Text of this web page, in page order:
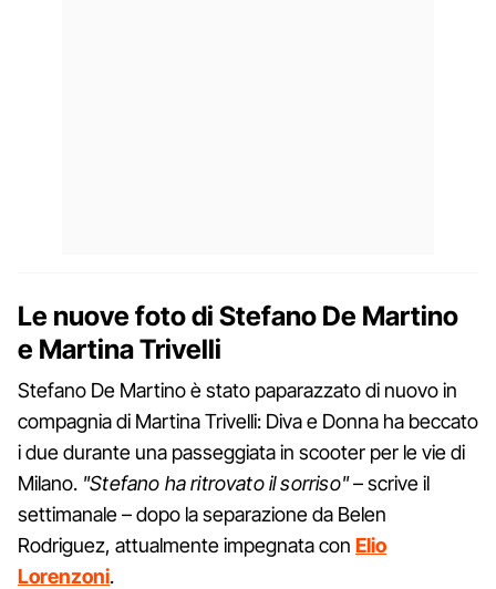
Le nuove foto di Stefano De Martino
e Martina Trivelli
Stefano De Martino è stato paparazzato di nuovo in
compagnia di Martina Trivelli: Diva e Donna ha beccato
i due durante una passeggiata in scooter per le vie di
Milano. "Stefano ha ritrovato il sorriso"– scrive il
settimanale – dopo la separazione da Belen
Rodriguez, attualmente impegnata con Elio
Lorenzoni.